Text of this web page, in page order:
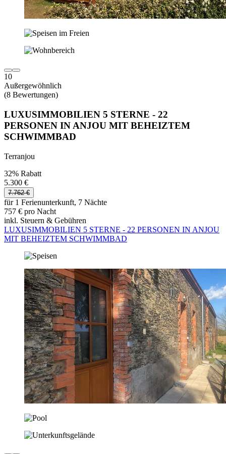
10
Außergewöhnlich
(8 Bewertungen)
LUXUSIMMOBILIEN 5 STERNE - 22
PERSONEN IN ANJOU MIT BEHEIZTEM
SCHWIMMBAD
Terranjou
32% Rabatt
5.300 €
7.762 €
für 1 Ferienunterkunft, 7 Nächte
757 € pro Nacht
inkl. Steuern & Gebühren
LUXUSIMMOBILIEN 5 STERNE - 22 PERSONEN IN ANJOU
MIT BEHEIZTEM SCHWIMMBAD